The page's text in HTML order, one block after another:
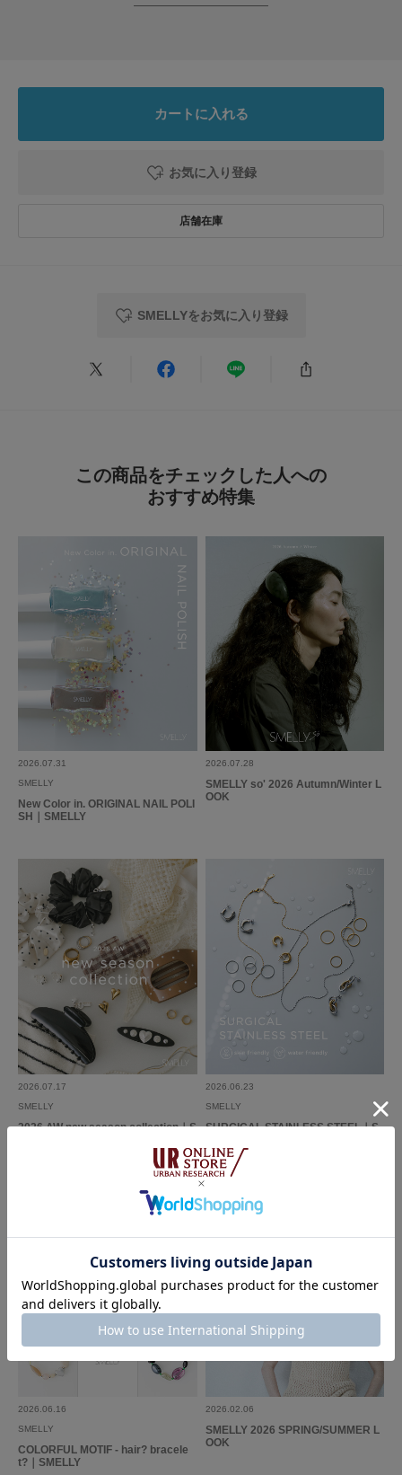
カートに入れる
お気に入り登録
SMELLYをお気に入り登録
この商品をチェックした人への
おすすめ特集
2026.07.31
SMELLY
New Color in. ORIGINAL NAIL POLI
SH｜SMELLY
2026.07.28
SMELLY so' 2026 Autumn/Winter L
OOK
2026.07.17
SMELLY
2026 AW new season collection｜S
2026.06.23
SMELLY
SURGICAL STAINLESS STEEL｜S
2026.06.16
SMELLY
COLORFUL MOTIF - hair? bracele
t?｜SMELLY
2026.02.06
SMELLY 2026 SPRING/SUMMER L
OOK